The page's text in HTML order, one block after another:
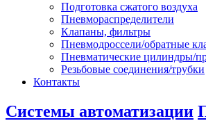
Подготовка сжатого воздуха
Пневмораспределители
Клапаны, фильтры
Пневмодроссели/обратные
Пневматические цилиндры/
Резьбовые соединения/трубки
Контакты
Системы автоматизации